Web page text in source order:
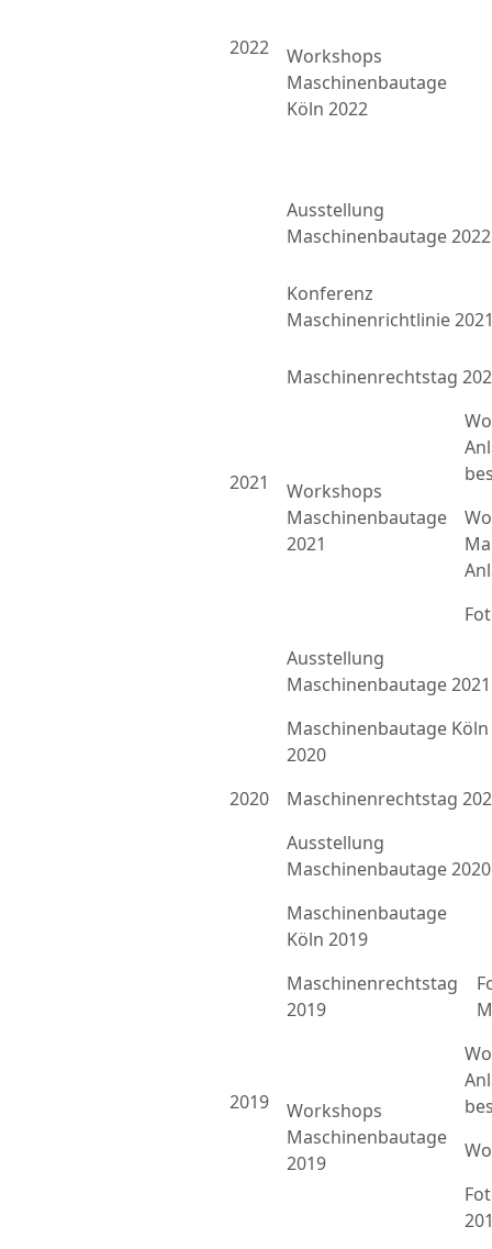
2022
Workshops
Maschinenbautage
Köln 2022
Ausstellung
Maschinenbautage 2022
2021
Konferenz
Maschinenrichtlinie
Maschinenrechtstag
Workshops
Maschinenbautage
2021
Ausstellung
Maschinenbautage 2021
2020
Maschinenbautage Köln
2020
Maschinenrechtstag
Ausstellung
Maschinenbautage 2020
2019
Maschinenbautage
Köln 2019
Maschinenrechtstag
2019
Workshops
Maschinenbautage
2019